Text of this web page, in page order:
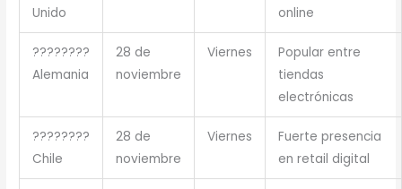
Unido
online
????????
Alemania
28 de
noviembre
Viernes
Popular entre
tiendas
electrónicas
????????
Chile
28 de
noviembre
Viernes
Fuerte presencia
en retail digital